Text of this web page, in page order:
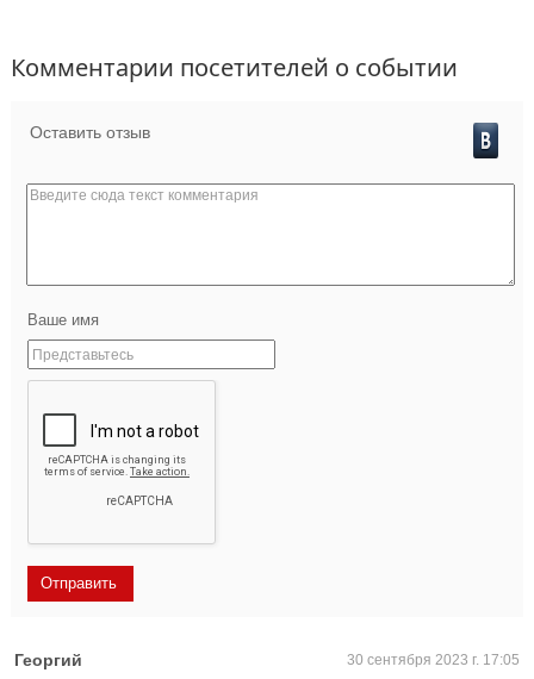
Комментарии посетителей о событии
Оставить отзыв
Ваше имя
Георгий 30 сентября 2023 г. 17:05